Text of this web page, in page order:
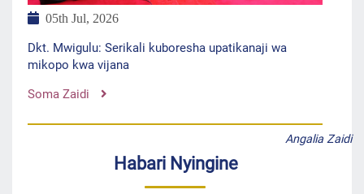
05th Jul, 2026
Dkt. Mwigulu: Serikali kuboresha upatikanaji wa
mikopo kwa vijana
Soma Zaidi
Angalia Zaidi
Habari Nyingine